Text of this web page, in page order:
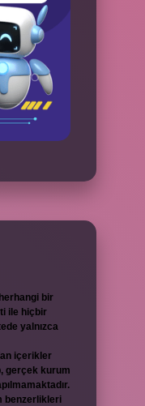
bir
ile hiçbir
yalnızca
içerikler
gerçek kurum
benzerlikleri